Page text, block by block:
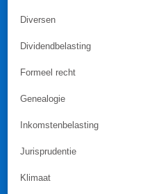
Diversen
Dividendbelasting
Formeel recht
Genealogie
Inkomstenbelasting
Jurisprudentie
Klimaat